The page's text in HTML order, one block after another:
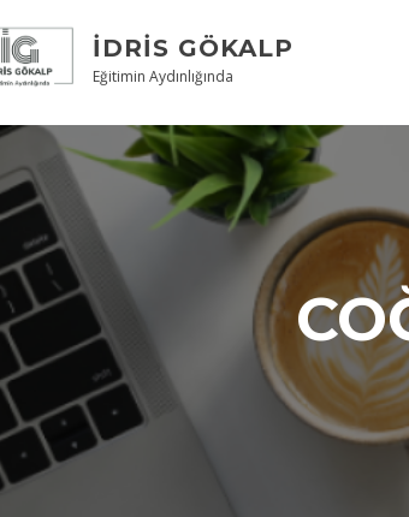
İDRIS GÖKALP
Eğitimin Aydınlığında